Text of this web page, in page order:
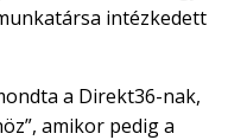
intézkedett
a Direkt36-nak,
amikor pedig a